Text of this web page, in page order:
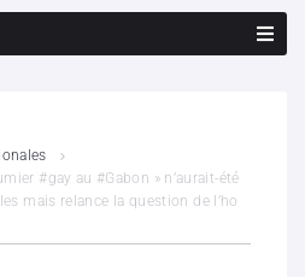
#gay au #Gabon » n’aurait-été
mais relance la question de l’ho